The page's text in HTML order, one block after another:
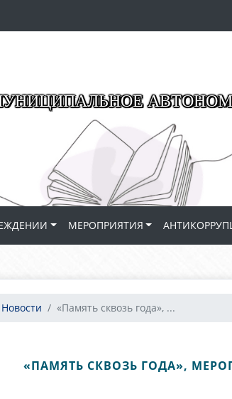
МЕРОПРИЯТИЯ
Новости «Память сквозь года», ...
«ПАМЯТЬ СКВОЗЬ ГОДА»,